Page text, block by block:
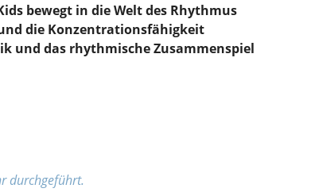
bewegt in die Welt des Rhythmus
die Konzentrationsfähigkeit
und das rhythmische Zusammenspiel
durchgeführt.